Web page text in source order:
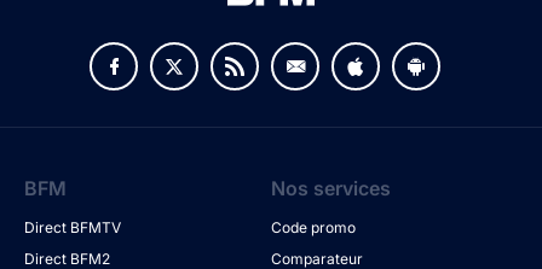
BFM
Direct BFMTV
Direct BFM2
Nos services
Code promo
Comparateur